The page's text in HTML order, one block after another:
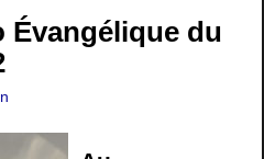
Évangélique du